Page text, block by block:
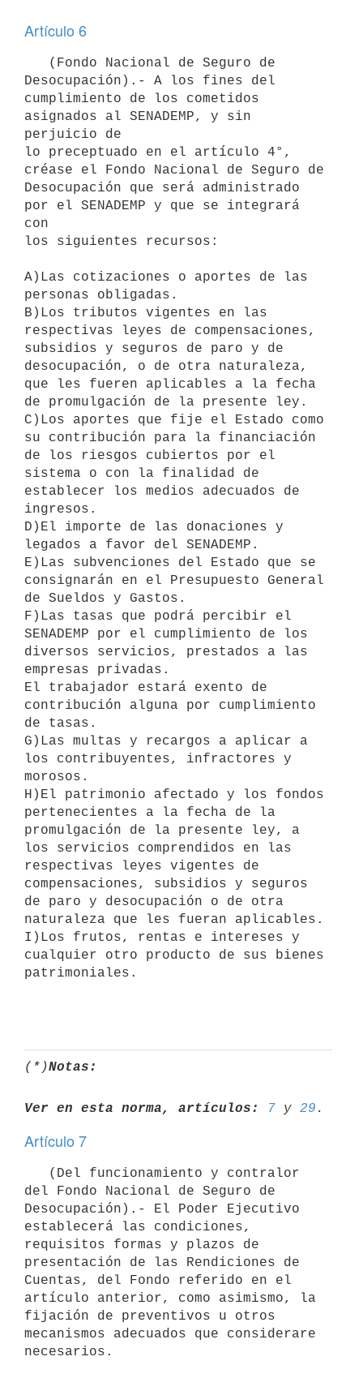
Artículo 6
Desocupación).- A los fines del
cumplimiento de los cometidos
asignados al SENADEMP, y sin
perjuicio de
lo preceptuado en el artículo 4°,
créase el Fondo Nacional de Seguro de
Desocupación que será administrado
por el SENADEMP y que se integrará
con
los siguientes recursos:
A)Las cotizaciones o aportes de las
personas obligadas.
B)Los tributos vigentes en las
respectivas leyes de compensaciones,
subsidios y seguros de paro y de
desocupación, o de otra naturaleza,
que les fueren aplicables a la fecha
de promulgación de la presente ley.
C)Los aportes que fije el Estado como
su contribución para la financiación
de los riesgos cubiertos por el
sistema o con la finalidad de
establecer los medios adecuados de
ingresos.
D)El importe de las donaciones y
legados a favor del SENADEMP.
E)Las subvenciones del Estado que se
consignarán en el Presupuesto General
de Sueldos y Gastos.
F)Las tasas que podrá percibir el
SENADEMP por el cumplimiento de los
diversos servicios, prestados a las
empresas privadas.
El trabajador estará exento de
contribución alguna por cumplimiento
de tasas.
G)Las multas y recargos a aplicar a
los contribuyentes, infractores y
morosos.
H)El patrimonio afectado y los fondos
pertenecientes a la fecha de la
promulgación de la presente ley, a
los servicios comprendidos en las
respectivas leyes vigentes de
compensaciones, subsidios y seguros
de paro y desocupación o de otra
naturaleza que les fueran aplicables.
I)Los frutos, rentas e intereses y
cualquier otro producto de sus bienes
patrimoniales.
(*)Notas:
Ver en esta norma, artículos: 7 y 29
Artículo 7
del Fondo Nacional de Seguro de
Desocupación).- El Poder Ejecutivo
establecerá las condiciones,
requisitos formas y plazos de
presentación de las Rendiciones de
Cuentas, del Fondo referido en el
artículo anterior, como asimismo, la
fijación de preventivos u otros
mecanismos adecuados que considerare
necesarios.